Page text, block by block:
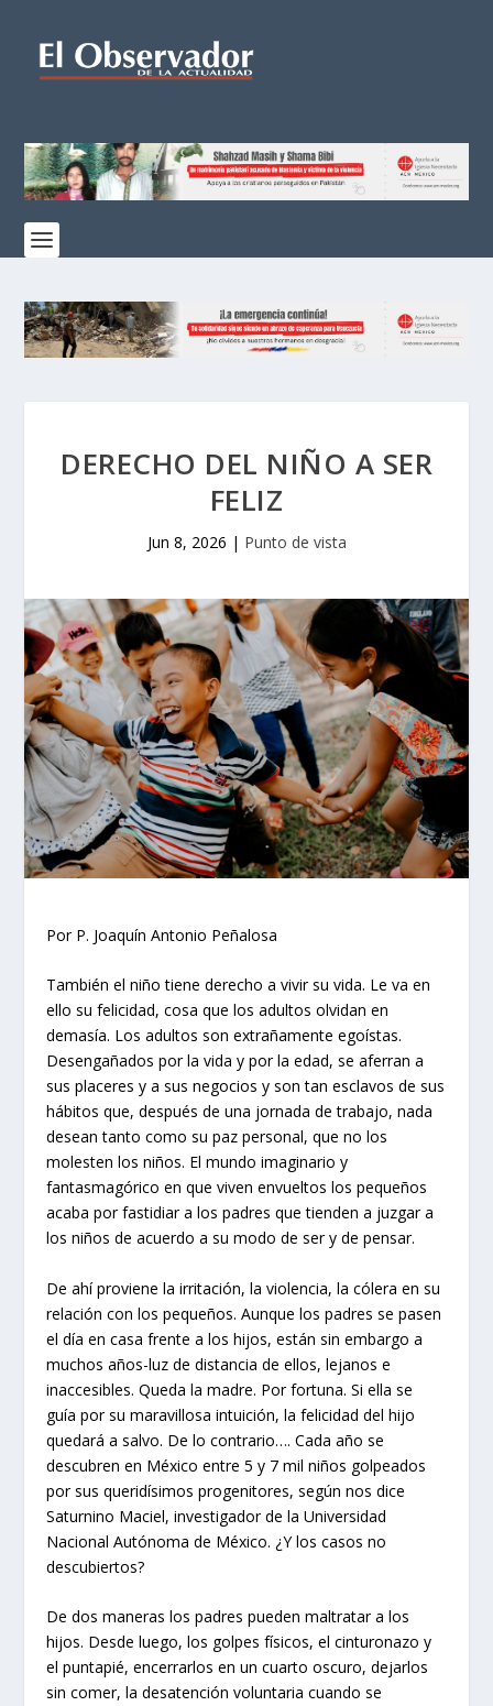
DERECHO DEL NIÑO A SER
FELIZ
Jun 8, 2026 | Punto de vista
Por P. Joaquín Antonio Peñalosa
También el niño tiene derecho a vivir su vida. Le va en
ello su felicidad, cosa que los adultos olvidan en
demasía. Los adultos son extrañamente egoístas.
Desengañados por la vida y por la edad, se aferran a
sus placeres y a sus negocios y son tan esclavos de sus
hábitos que, después de una jornada de trabajo, nada
desean tanto como su paz personal, que no los
molesten los niños. El mundo imaginario y
fantasmagórico en que viven envueltos los pequeños
acaba por fastidiar a los padres que tienden a juzgar a
los niños de acuerdo a su modo de ser y de pensar.
De ahí proviene la irritación, la violencia, la cólera en su
relación con los pequeños. Aunque los padres se pasen
el día en casa frente a los hijos, están sin embargo a
muchos años-luz de distancia de ellos, lejanos e
inaccesibles. Queda la madre. Por fortuna. Si ella se
guía por su maravillosa intuición, la felicidad del hijo
quedará a salvo. De lo contrario…. Cada año se
descubren en México entre 5 y 7 mil niños golpeados
por sus queridísimos progenitores, según nos dice
Saturnino Maciel, investigador de la Universidad
Nacional Autónoma de México. ¿Y los casos no
descubiertos?
De dos maneras los padres pueden maltratar a los
hijos. Desde luego, los golpes físicos, el cinturonazo y
el puntapié, encerrarlos en un cuarto oscuro, dejarlos
sin comer, la desatención voluntaria cuando se